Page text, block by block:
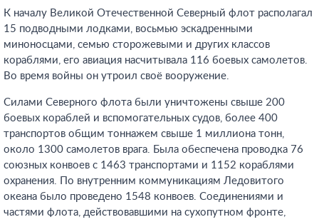
К началу Великой Отечественной Северный флот располагал
15 подводными лодками, восьмью эскадренными
миноносцами, семью сторожевыми и других классов
кораблями, его авиация насчитывала 116 боевых самолетов.
Во время войны он утроил своё вооружение.
Силами Северного флота были уничтожены свыше 200
боевых кораблей и вспомогательных судов, более 400
транспортов общим тоннажем свыше 1 миллиона тонн,
около 1300 самолетов врага. Была обеспечена проводка 76
союзных конвоев с 1463 транспортами и 1152 кораблями
охранения. По внутренним коммуникациям Ледовитого
океана было проведено 1548 конвоев. Соединениями и
частями флота, действовавшими на сухопутном фронте,